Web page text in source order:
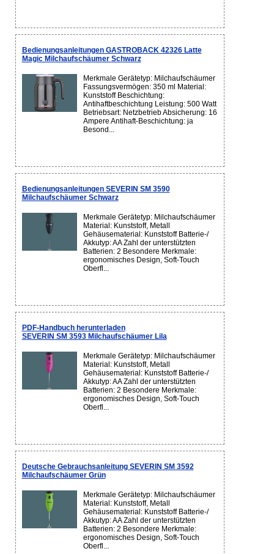
Bedienungsanleitungen GASTROBACK 42326 Latte
Magic Milchaufschäumer Schwarz
Merkmale Gerätetyp: Milchaufschäumer
Fassungsvermögen: 350 ml Material:
Kunststoff Beschichtung:
Antihaftbeschichtung Leistung: 500 Watt
Betriebsart: Netzbetrieb Absicherung: 16
Ampere Antihaft-Beschichtung: ja
Besond...
Bedienungsanleitungen SEVERIN SM 3590
Milchaufschäumer Schwarz
Merkmale Gerätetyp: Milchaufschäumer
Material: Kunststoff, Metall
Gehäusematerial: Kunststoff Batterie-/
Akkutyp: AA Zahl der unterstützten
Batterien: 2 Besondere Merkmale:
ergonomisches Design, Soft-Touch
Oberfl...
PDF-Handbuch herunterladen
SEVERIN SM 3593 Milchaufschäumer Lila
Merkmale Gerätetyp: Milchaufschäumer
Material: Kunststoff, Metall
Gehäusematerial: Kunststoff Batterie-/
Akkutyp: AA Zahl der unterstützten
Batterien: 2 Besondere Merkmale:
ergonomisches Design, Soft-Touch
Oberfl...
Deutsche Gebrauchsanleitung SEVERIN SM 3592
Milchaufschäumer Grün
Merkmale Gerätetyp: Milchaufschäumer
Material: Kunststoff, Metall
Gehäusematerial: Kunststoff Batterie-/
Akkutyp: AA Zahl der unterstützten
Batterien: 2 Besondere Merkmale:
ergonomisches Design, Soft-Touch
Oberfl...